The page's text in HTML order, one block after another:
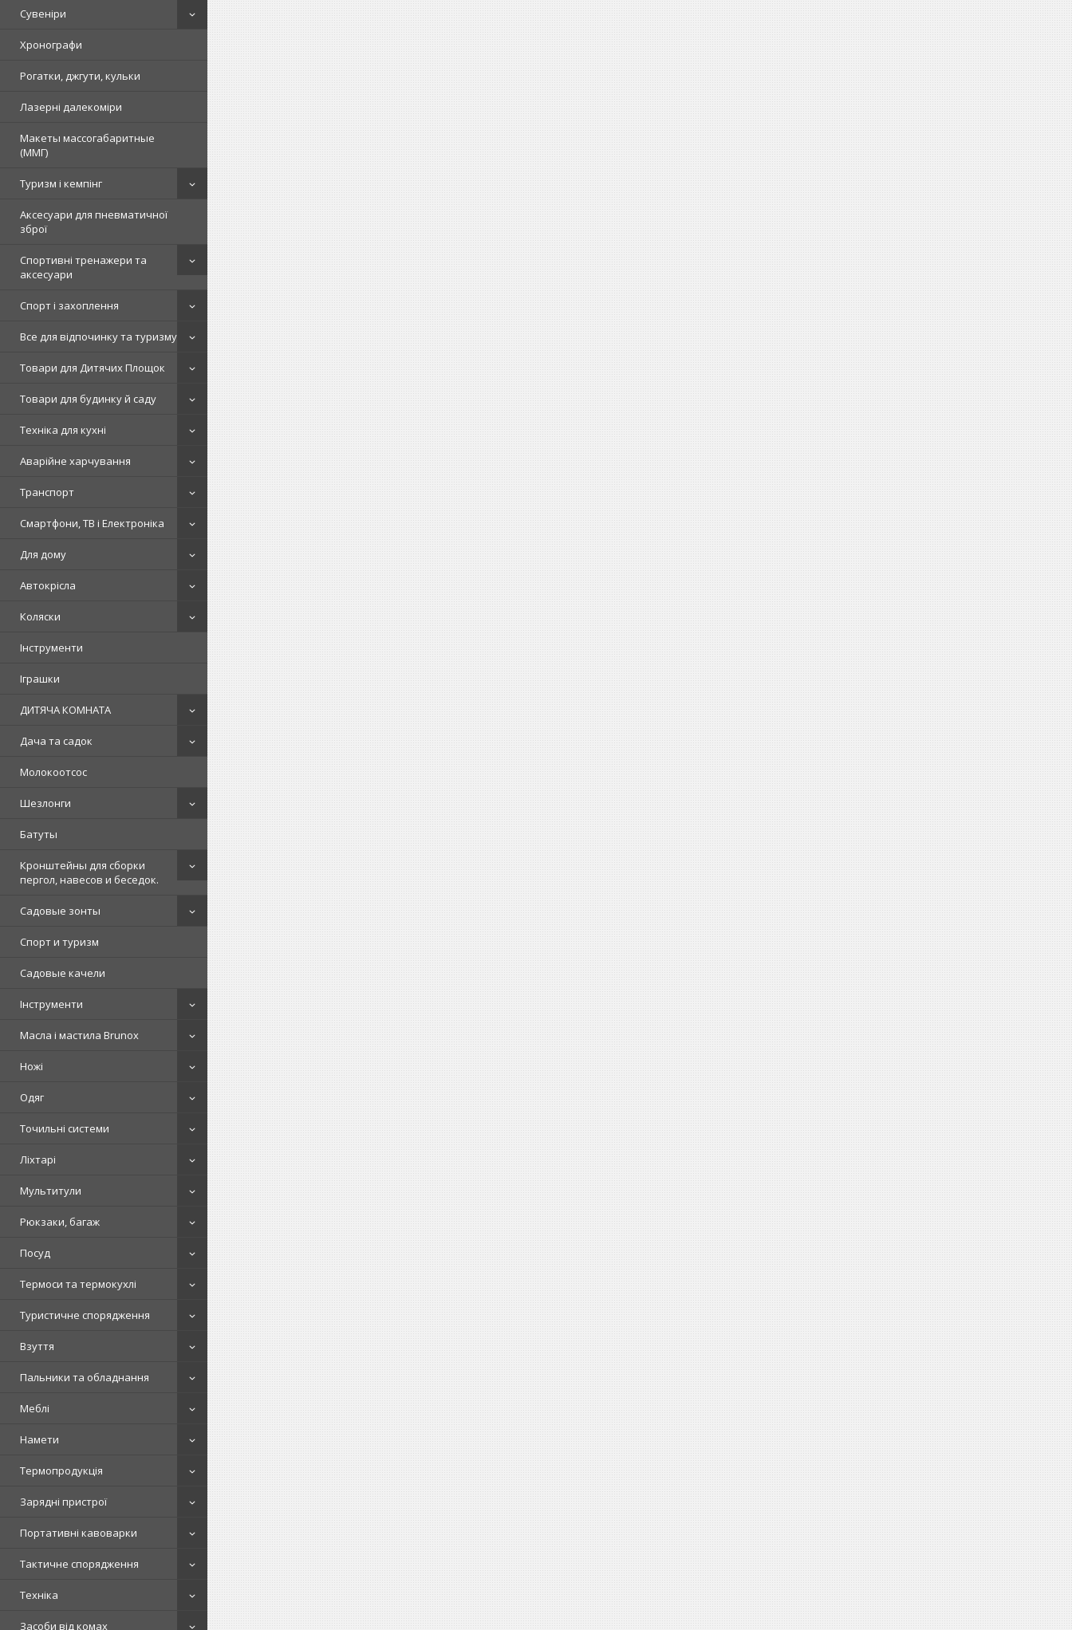
Сувеніри
Хронографи
Рогатки, джгути, кульки
Лазерні далекоміри
Макеты массогабаритные
(ММГ)
Туризм і кемпінг
Аксесуари для пневматичної
зброї
Спортивні тренажери та
аксесуари
Спорт і захоплення
Все для відпочинку та туризму
Товари для Дитячих Площок
Товари для будинку й саду
Техніка для кухні
Аварійне харчування
Транспорт
Смартфони, ТВ і Електроніка
Для дому
Автокрісла
Коляски
Інструменти
Іграшки
ДИТЯЧА КОМНАТА
Дача та садок
Молокоотсос
Шезлонги
Батуты
Кронштейны для сборки
пергол, навесов и беседок.
Садовые зонты
Спорт и туризм
Садовые качели
Інструменти
Масла і мастила Brunox
Ножі
Одяг
Точильні системи
Ліхтарі
Мультитули
Рюкзаки, багаж
Посуд
Термоси та термокухлі
Туристичне спорядження
Взуття
Пальники та обладнання
Меблі
Намети
Термопродукція
Зарядні пристрої
Портативні кавоварки
Тактичне спорядження
Техніка
Засоби від комах